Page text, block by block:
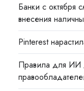
Банки с октября
внесения
Pinterest
Правила для ИИ